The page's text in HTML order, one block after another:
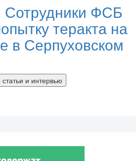
Сотрудники ФСБ
теракта на
в Серпуховском
статьи и интервью